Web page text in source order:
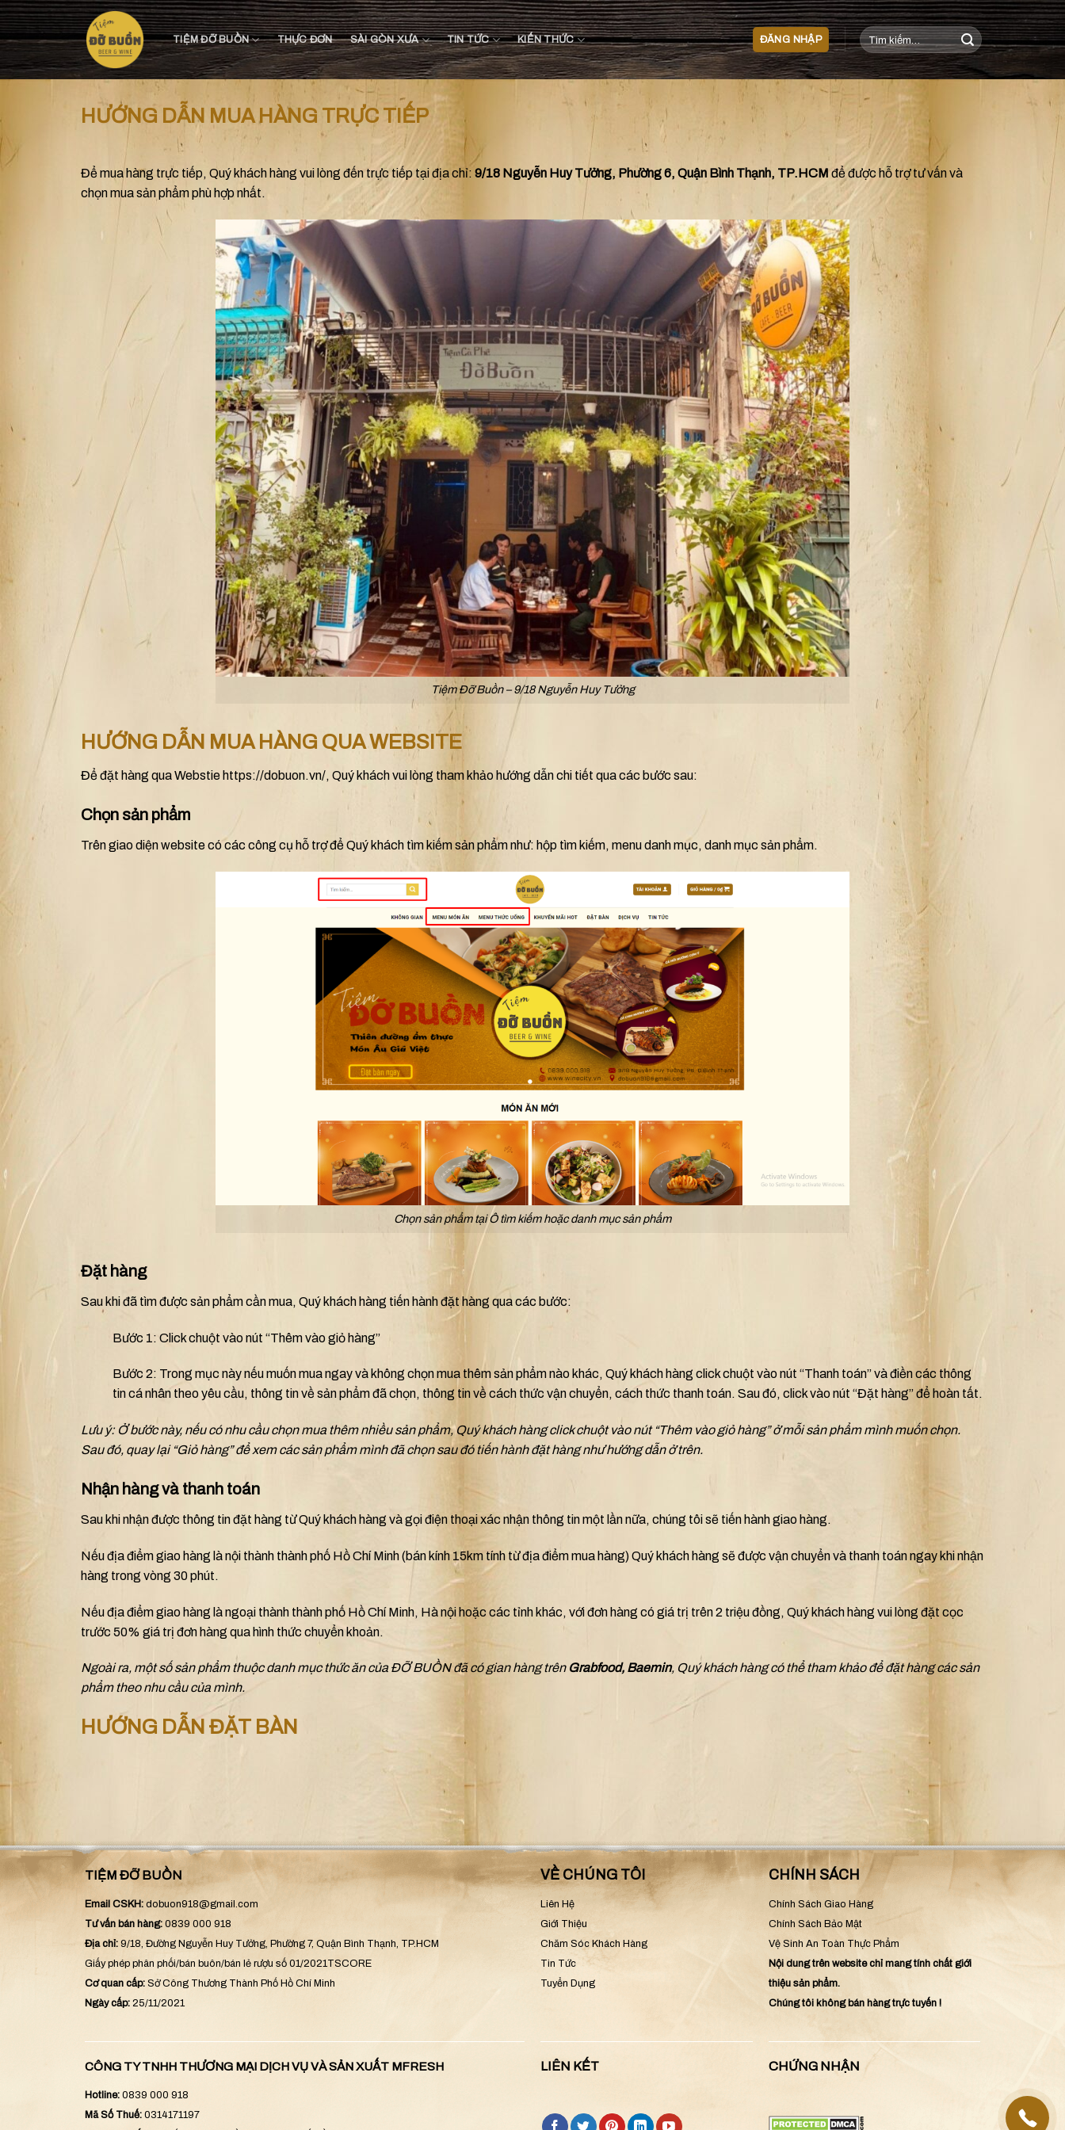
Skip
to
content
TIỆM ĐỠ BUỒN THỰC ĐƠN SÀI GÒN XƯA TIN TỨC KIẾN THỨC ĐĂNG NHẬP
Tìm
kiếm:
HƯỚNG DẪN MUA HÀNG TRỰC TIẾP
Để mua hàng trực tiếp, Quý khách hàng vui lòng đến trực tiếp tại địa chỉ: 9/18 Nguyễn Huy Tưởng, Phường 6, Quận Bình Thạnh, TP.HCMđể được hỗ trợ tư vấn và
chọn mua sản phẩm phù hợp nhất.
Tiệm Đỡ Buồn – 9/18 Nguyễn Huy Tưởng
HƯỚNG DẪN MUA HÀNG QUA WEBSITE
Để đặt hàng qua Webstie https://dobuon.vn/, Quý khách vui lòng tham khảo hướng dẫn chi tiết qua các bước sau:
Chọn sản phẩm
Trên giao diện website có các công cụ hỗ trợ để Quý khách tìm kiếm sản phẩm như: hộp tìm kiếm, menu danh mục, danh mục sản phẩm.
Chọn sản phẩm tại Ô tìm kiếm hoặc danh mục sản phẩm
Đặt hàng
Sau khi đã tìm được sản phẩm cần mua, Quý khách hàng tiến hành đặt hàng qua các bước:
Bước 1: Click chuột vào nút “Thêm vào giỏ hàng”
Bước 2: Trong mục này nếu muốn mua ngay và không chọn mua thêm sản phẩm nào khác, Quý khách hàng click chuột vào nút “Thanh toán” và điền các thông
tin cá nhân theo yêu cầu, thông tin về sản phẩm đã chọn, thông tin về cách thức vận chuyển, cách thức thanh toán. Sau đó, click vào nút “Đặt hàng” để hoàn tất.
Lưu ý: Ở bước này, nếu có nhu cầu chọn mua thêm nhiều sản phẩm, Quý khách hàng click chuột vào nút “Thêm vào giỏ hàng” ở mỗi sản phẩm mình muốn chọn.
Sau đó, quay lại “Giỏ hàng” để xem các sản phẩm mình đã chọn sau đó tiến hành đặt hàng như hướng dẫn ở trên.
Nhận hàng và thanh toán
Sau khi nhận được thông tin đặt hàng từ Quý khách hàng và gọi điện thoại xác nhận thông tin một lần nữa, chúng tôi sẽ tiến hành giao hàng.
Nếu địa điểm giao hàng là nội thành thành phố Hồ Chí Minh (bán kính 15km tính từ địa điểm mua hàng) Quý khách hàng sẽ được vận chuyển và thanh toán ngay khi nhận
hàng trong vòng 30 phút.
Nếu địa điểm giao hàng là ngoại thành thành phố Hồ Chí Minh, Hà nội hoặc các tỉnh khác, với đơn hàng có giá trị trên 2 triệu đồng, Quý khách hàng vui lòng đặt cọc
trước 50% giá trị đơn hàng qua hình thức chuyển khoản.
Ngoài ra, một số sản phẩm thuộc danh mục thức ăn của ĐỠ BUỒN đã có gian hàng trên Grabfood, Baemin, Quý khách hàng có thể tham khảo để đặt hàng các sản
phẩm theo nhu cầu của mình.
HƯỚNG DẪN ĐẶT BÀN
TIỆM ĐỠ BUỒN
Email CSKH: dobuon918@gmail.com
Tư vấn bán hàng: 0839 000 918
Địa chỉ: 9/18, Đường Nguyễn Huy Tưởng, Phường 7, Quận Bình Thạnh, TP.HCM
Giấy phép phân phối/bán buôn/bán lẻ rượu số 01/2021TSCORE
Cơ quan cấp: Sở Công Thương Thành Phố Hồ Chí Minh
Ngày cấp: 25/11/2021
VỀ CHÚNG TÔI
Liên Hệ
Giới Thiệu
Chăm Sóc Khách Hàng
Tin Tức
Tuyển Dụng
CHÍNH SÁCH
Chính Sách Giao Hàng
Chính Sách Bảo Mật
Vệ Sinh An Toàn Thực Phẩm
Nội dung trên website chỉ mang tính chất giới
thiệu sản phẩm.
Chúng tôi không bán hàng trực tuyến !
CÔNG TY TNHH THƯƠNG MẠI DỊCH VỤ VÀ SẢN XUẤT MFRESH
Hotline: 0839 000 918
Mã Số Thuế: 0314171197
LIÊN KẾT CHỨNG NHẬN